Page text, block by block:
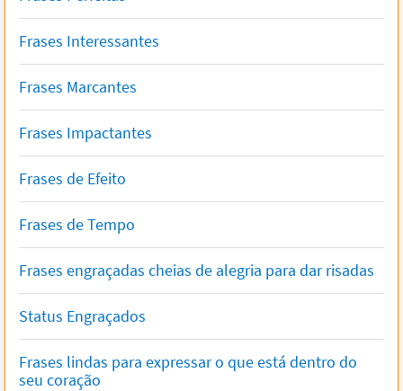
Frases Interessantes
Frases Marcantes
Frases Impactantes
Frases de Efeito
Frases de Tempo
Frases engraçadas cheias de alegria para dar risadas
Status Engraçados
Frases lindas para expressar o que está dentro do
seu coração